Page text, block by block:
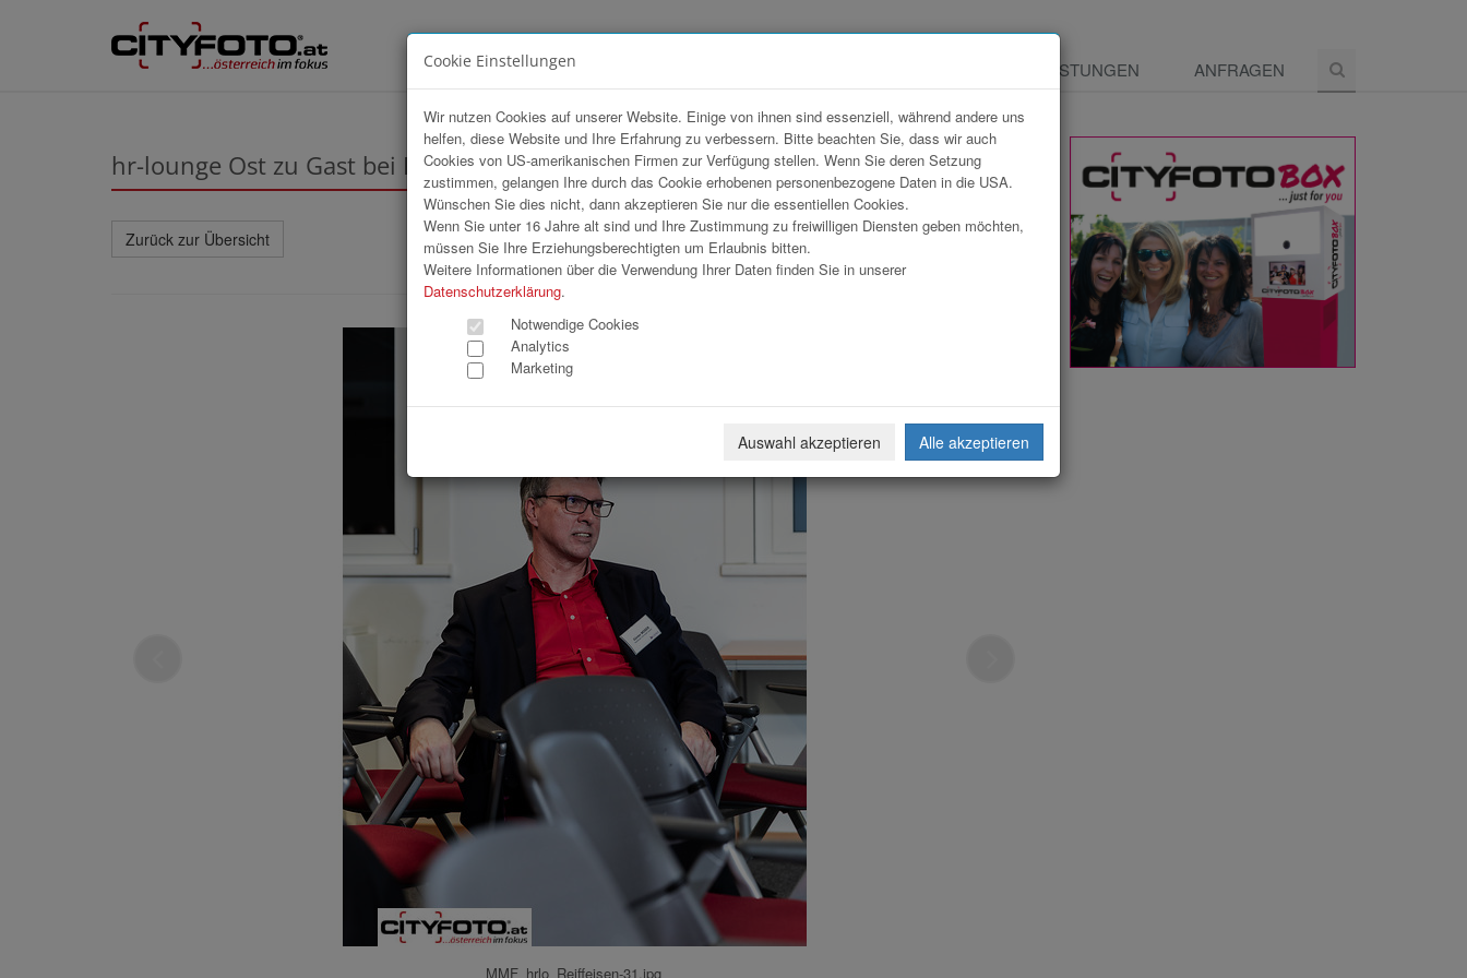
LEISTUNGEN ANFRAGEN
hr-lounge Ost zu Gast bei Raiffeisen Informatik GmbH
Zurück zur Übersicht Download Weiterleiten
MMF_hrlo_Reiffeisen-31.jpg
Cookie Einstellungen
Wir nutzen Cookies auf unserer Website. Einige von ihnen sind essenziell, während andere uns
helfen, diese Website und Ihre Erfahrung zu verbessern. Bitte beachten Sie, dass wir auch
Cookies von US-amerikanischen Firmen zur Verfügung stellen. Wenn Sie deren Setzung
zustimmen, gelangen Ihre durch das Cookie erhobenen personenbezogene Daten in die USA.
Wünschen Sie dies nicht, dann akzeptieren Sie nur die essentiellen Cookies.
Wenn Sie unter 16 Jahre alt sind und Ihre Zustimmung zu freiwilligen Diensten geben möchten,
müssen Sie Ihre Erziehungsberechtigten um Erlaubnis bitten.
Weitere Informationen über die Verwendung Ihrer Daten finden Sie in unserer
Datenschutzerklärung.
Notwendige Cookies
Analytics
Marketing
Auswahl akzeptieren Alle akzeptieren